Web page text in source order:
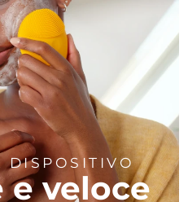
DISPOSITIVO
e veloce